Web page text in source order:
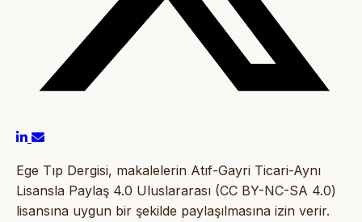
Ege Tıp Dergisi, makalelerin Atıf-Gayri Ticari-Aynı
Lisansla Paylaş 4.0 Uluslararası (CC BY-NC-SA 4.0)
lisansına uygun bir şekilde paylaşılmasına izin verir.